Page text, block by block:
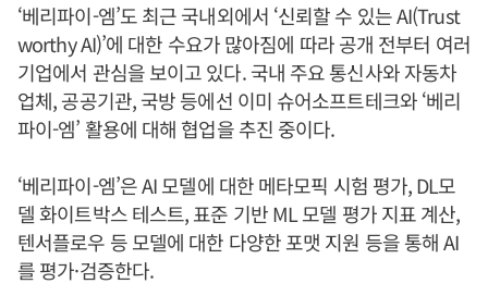
‘베리파이-엠’도 최근 국내외에서 ‘신뢰할 수 있는 AI(Trust
worthy AI)’에 대한 수요가 많아짐에 따라 공개 전부터 여러
기업에서 관심을 보이고 있다. 국내 주요 통신사와 자동차
업체, 공공기관, 국방 등에선 이미 슈어소프트테크와 ‘베리
파이-엠’ 활용에 대해 협업을 추진 중이다.
‘베리파이-엠’은 AI 모델에 대한 메타모픽 시험 평가, DL모
델 화이트박스 테스트, 표준 기반 ML 모델 평가 지표 계산,
텐서플로우 등 모델에 대한 다양한 포맷 지원 등을 통해 AI
를 평가·검증한다.